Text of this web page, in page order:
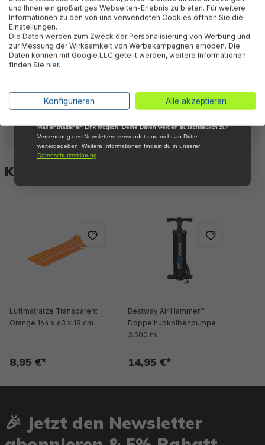
Downloads
Kunden kauften auch
Luftmatratze Transparent
Orange 164 x 63 x 18 cm
8,95 €*
Bestway Air Hammer™
Doppelhubkolbenpumpe
3.500 ml
14,95 €*
🎉 Jetzt den Newsletter
und Ihnen ein großartiges Webseiten-Erlebnis zu bieten. Für weitere
Informationen zu den von uns verwendeten Cookies öffnen Sie die
Einstellungen.
Die Daten werden zum Zweck der Personalisierung von Werbung und
zur Messung der Wirksamkeit von Werbekampagnen erhoben. Die
Daten können mit Google LLC geteilt werden, weitere Informationen
finden Sie hier.
Konfigurieren Alle akzeptieren
Willkommensrabatt auf nicht reduzierte Ware
bei Deiner ersten Bestellung !*
Email
*Mit der Anmeldung zum Newsletter stimmst du zu, regelmäßig per E-
Mail über aktuelle Angebote, Aktionen und Produktneuheiten
Mail enthaltenen Link möglich. Deine Daten werden ausschließlich zur
Versendung des Newsletters verwendet und nicht an Dritte
weitergegeben. Weitere Informationen findest du in unserer
Datenschutzerklärung